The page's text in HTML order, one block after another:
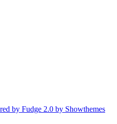
by Fudge 2.0 by Showthemes